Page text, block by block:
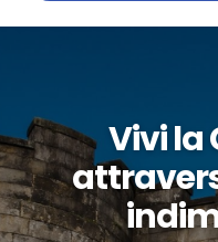
Vivi la